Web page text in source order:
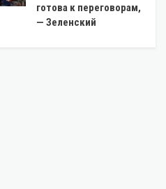
готова к переговорам,
— Зеленский